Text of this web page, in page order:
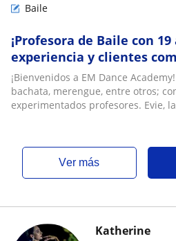
Baile
¡Profesora de Baile con 19
experiencia y clientes
satisfechos!
¡Bienvenidos a EM Dance
bachata, merengue, entre otros;
experimentados profesores. Evie,
ver más
Katherine